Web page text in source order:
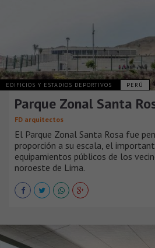
EDIFICIOS Y ESTADIOS DEPORTIVOS PERÚ
Parque Zonal Santa
FD arquitectos
El Parque Zonal Santa Rosa fue
proporción a su escala, el
equipamientos públicos de los
noroeste de Lima.